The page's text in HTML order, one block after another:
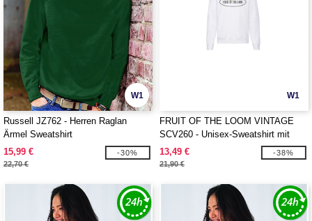
W1
Russell JZ762 - Herren Raglan
Ärmel Sweatshirt
15,99 €
22,70 €
-30%
W1
FRUIT OF THE LOOM VINTAGE
SCV260 - Unisex-Sweatshirt mit
rundem Halsausschnitt mit Fruit of
the Loom-Logo
13,49 €
21,90 €
-38%